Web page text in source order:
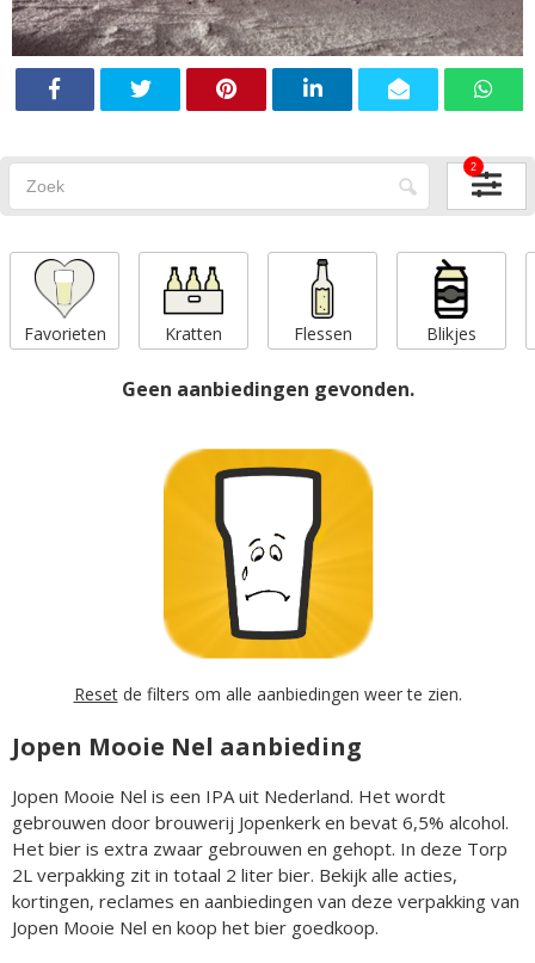
2
Favorieten Kratten Flessen Blikjes
Geen aanbiedingen gevonden.
Resetde filters om alle aanbiedingen weer te zien.
Jopen Mooie Nel aanbieding
Jopen Mooie Nel is een IPA uit Nederland. Het wordt
gebrouwen door brouwerij Jopenkerk en bevat 6,5% alcohol.
Het bier is extra zwaar gebrouwen en gehopt. In deze Torp
2L verpakking zit in totaal 2 liter bier. Bekijk alle acties,
kortingen, reclames en aanbiedingen van deze verpakking van
Jopen Mooie Nel en koop het bier goedkoop.